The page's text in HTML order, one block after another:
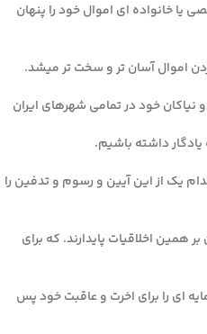
یا خانواده ای اموال خود را پنهان
اموال آسان تر و سخت تر میشد.
نیاکان خود در تمامی شهرهای ایران
داشته باشیم.
یک از این آیین و رسوم و تدفین را
همین اخلاقیات پایدارند. که برای
ای را برای اخرت و عاقبت خود پس